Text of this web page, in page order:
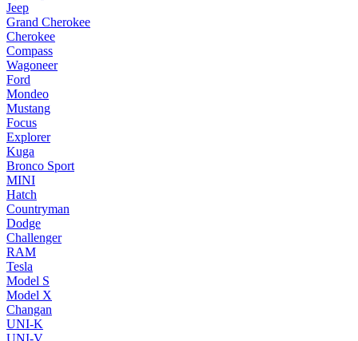
Jeep
Grand Cherokee
Cherokee
Compass
Wagoneer
Ford
Mondeo
Mustang
Focus
Explorer
Kuga
Bronco Sport
MINI
Hatch
Countryman
Dodge
Challenger
RAM
Tesla
Model S
Model X
Changan
UNI-K
UNI-V